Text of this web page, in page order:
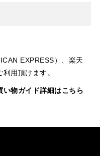
EXPRESS）、楽天
用頂けます。
い物ガイド詳細はこちら